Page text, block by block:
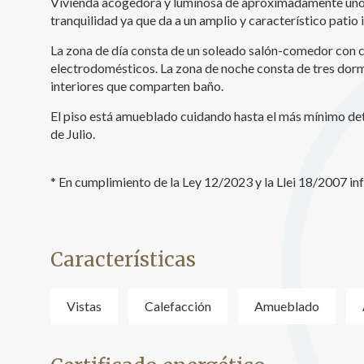
tranquilidad ya que da a un amplio y característico patio
La zona de día consta de un soleado salón-comedor
electrodomésticos. La zona de noche consta de tres
interiores que comparten baño.
El piso está amueblado cuidando hasta el más mínimo
de Julio.
* En cumplimiento de la Ley 12/2023 y la Llei 18/2007
Características
Vistas Calefacción Amueblado
sitio
del